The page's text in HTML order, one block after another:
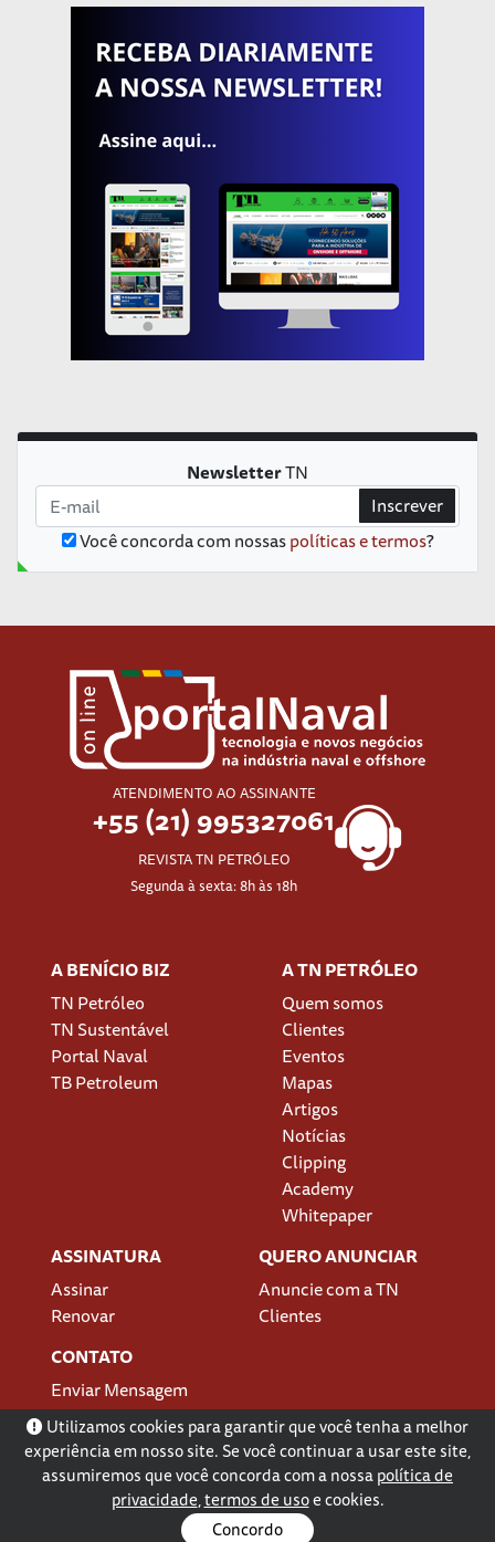
NewsletterTN
Você concorda com nossaspolíticas e termos?
Inscrever
ATENDIMENTO AO ASSINANTE
+55 (21) 995327061
REVISTA TN PETRÓLEO
Segunda à sexta: 8h às 18h
A BENÍCIO BIZ
TN Petróleo
TN Sustentável
Portal Naval
TB Petroleum
A TN PETRÓLEO
Quem somos
Clientes
Eventos
Mapas
Artigos
Notícias
Clipping
Academy
Whitepaper
ASSINATURA
Assinar
Renovar
QUERO ANUNCIAR
Anuncie com a TN
Clientes
CONTATO
Enviar Mensagem
Localização
Utilizamos cookies para garantir que você tenha a melhor
experiência em nosso site. Se você continuar a usar este site,
assumiremos que você concorda com a nossapolítica de
privacidade,termos de usoe cookies.
Concordo